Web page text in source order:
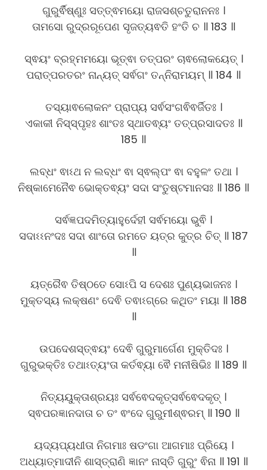
ଗୁରୁର୍ଵିଷ୍ଣୁଃ ସତ୍ତ୍ଵମୟୋ ରାଜସଶ୍ଚତୁରାନନଃ ।
ତାମସୋ ରୁଦ୍ରରୂପେଣ ସୃଜତ୍ୟଵତି ହଂତି ଚ ॥ 183 ॥
ସ୍ଵୟଂ ବ୍ରହ୍ମମୟୋ ଭୂତ୍ଵା ତତ୍ପରଂ ଚାଵଲୋକୟେତ୍ ।
ପରାତ୍ପରତରଂ ନାନ୍ୟତ୍ ସର୍ଵଗଂ ତନ୍ନିରାମୟମ୍ ॥ 184 ॥
ତସ୍ୟାଵଲୋକନଂ ପ୍ରାପ୍ୟ ସର୍ଵସଂଗଵିଵର୍ଜିତଃ ।
ଏକାକୀ ନିସ୍ସ୍ପୃହଃ ଶାଂତଃ ସ୍ଥାତଵ୍ୟଂ ତତ୍ପ୍ରସାଦତଃ ॥
185 ॥
ଲବ୍ଧଂ ଵାଽଥ ନ ଲବ୍ଧଂ ଵା ସ୍ଵଲ୍ପଂ ଵା ବହୁଳଂ ତଥା ।
ନିଷ୍କାମେନୈଵ ଭୋକ୍ତଵ୍ୟଂ ସଦା ସଂତୁଷ୍ଟମାନସଃ ॥ 186 ॥
ସର୍ଵଜ୍ଞପଦମିତ୍ୟାହୁର୍ଦେହୀ ସର୍ଵମୟୋ ଭୁଵି ।
ସଦାଽଽନଂଦଃ ସଦା ଶାଂତୋ ରମତେ ୟତ୍ର କୁତ୍ର ଚିତ୍ ॥ 187
॥
ୟତ୍ରୈଵ ତିଷ୍ଠତେ ସୋଽପି ସ ଦେଶଃ ପୁଣ୍ୟଭାଜନଃ ।
ମୁକ୍ତସ୍ୟ ଲକ୍ଷଣଂ ଦେଵି ତଵାଽଗ୍ରେ କଥିତଂ ମୟା ॥ 188
॥
ଉପଦେଶସ୍ତ୍ଵୟଂ ଦେଵି ଗୁରୁମାର୍ଗେଣ ମୁକ୍ତିଦଃ ।
ଗୁରୁଭକ୍ତିଃ ତଥାଽତ୍ୟଂତା କର୍ତଵ୍ୟା ଵୈ ମନୀଷିଭିଃ ॥ 189 ॥
ନିତ୍ୟୟୁକ୍ତାଶ୍ରୟଃ ସର୍ଵଵେଦକୃତ୍ସର୍ଵଵେଦକୃତ୍ ।
ସ୍ଵପରଜ୍ଞାନଦାତା ଚ ତଂ ଵଂଦେ ଗୁରୁମୀଶ୍ଵରମ୍ ॥ 190 ॥
ୟଦ୍ୟପ୍ୟଧୀତା ନିଗମାଃ ଷଡଂଗା ଆଗମାଃ ପ୍ରିୟେ ।
ଅଧ୍ୟାତ୍ମାଦୀନି ଶାସ୍ତ୍ରାଣି ଜ୍ଞାନଂ ନାସ୍ତି ଗୁରୁଂ ଵିନା ॥ 191 ॥